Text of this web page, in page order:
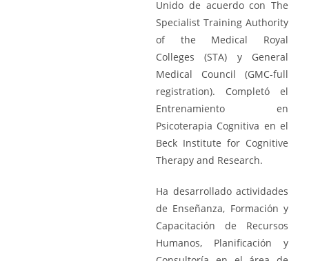
Unido de acuerdo con The
Specialist Training Authority
of the Medical Royal
Colleges (STA) y General
Medical Council (GMC-full
registration). Completó el
Entrenamiento en
Psicoterapia Cognitiva en el
Beck Institute for Cognitive
Therapy and Research.
Ha desarrollado actividades
de Enseñanza, Formación y
Capacitación de Recursos
Humanos, Planificación y